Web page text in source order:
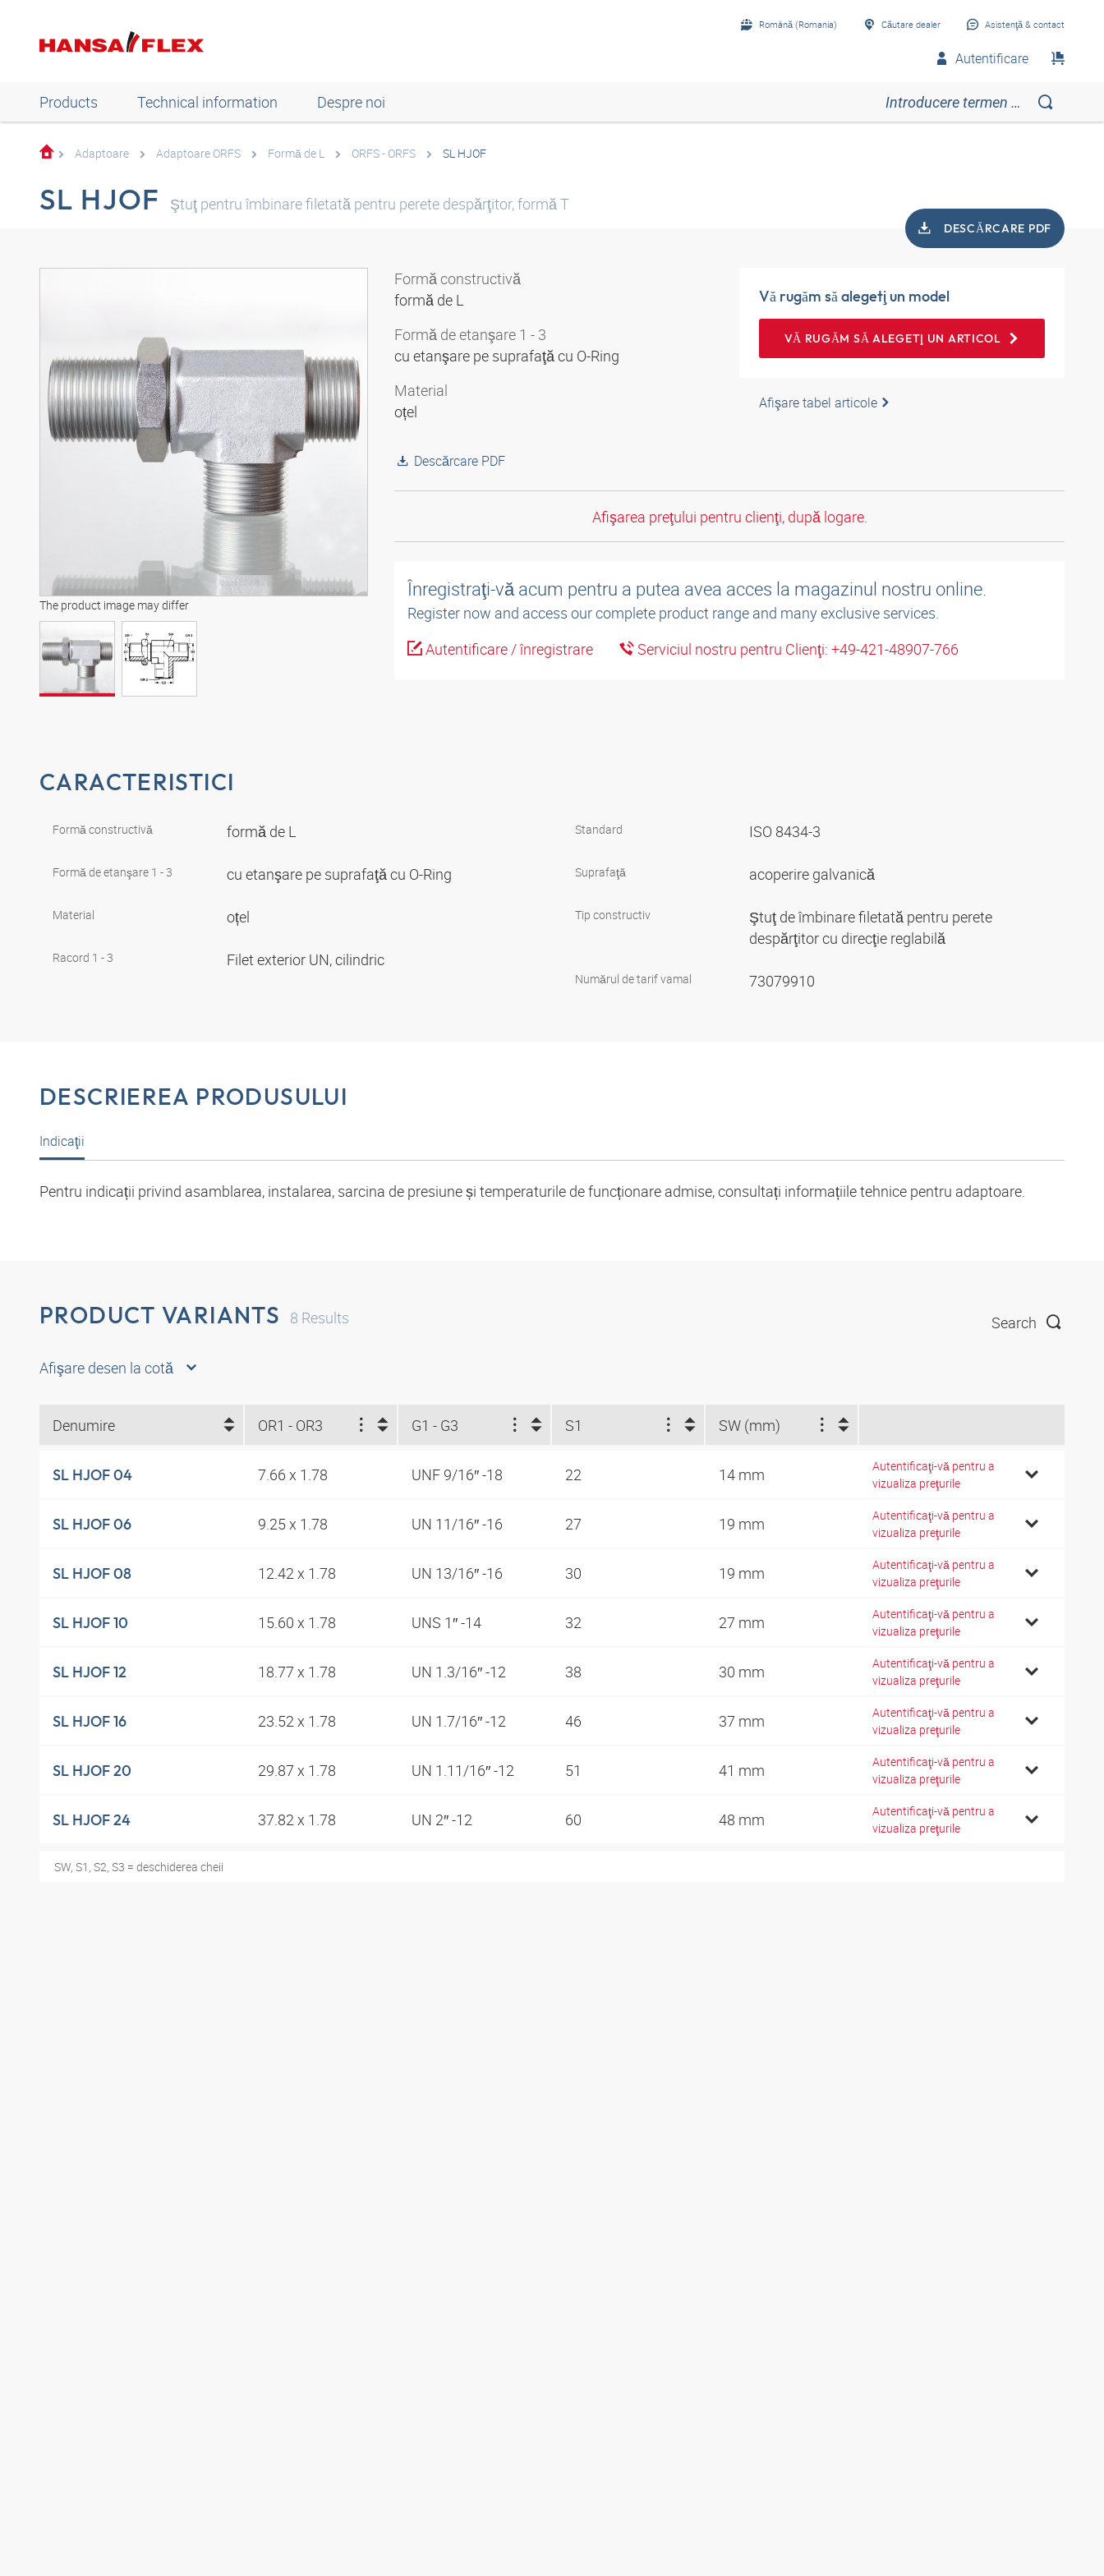
Română (Romania) Căutare dealer Asistenţă & contact
Autentificare
Products Technical information Despre noi
Adaptoare Adaptoare ORFS Formă de L ORFS - ORFS SL HJOF
SL HJOF Ştuţ pentru îmbinare filetată pentru perete despărţitor, formă T
DESCĂRCARE PDF
The product image may differ
Formă constructivă
formă de L
Formă de etanşare 1 - 3
cu etanşare pe suprafaţă cu O-Ring
Material
oțel
Descărcare PDF
Vă rugăm să alegeţi un model
VĂ RUGĂM SĂ ALEGEŢI UN ARTICOL
Afişare tabel articole
Afişarea preţului pentru clienţi, după logare.
Înregistraţi-vă acum pentru a putea avea acces la magazinul nostru online.
Register now and access our complete product range and many exclusive services.
Autentificare / înregistrare
Serviciul nostru pentru Clienţi: +49-421-48907-766
CARACTERISTICI
Formă constructivă formă de L
Formă de etanşare 1 - 3 cu etanşare pe suprafaţă cu O-Ring
Material oțel
Racord 1 - 3 Filet exterior UN, cilindric
Standard ISO 8434-3
Suprafaţă acoperire galvanică
Tip constructiv
Ştuţ de îmbinare filetată pentru perete
despărţitor cu direcţie reglabilă
Numărul de tarif vamal 73079910
DESCRIEREA PRODUSULUI
Indicaţii
Pentru indicații privind asamblarea, instalarea, sarcina de presiune și temperaturile de funcționare admise, consultați informațiile tehnice pentru adaptoare.
PRODUCT VARIANTS 8 Results Search
Afişare desen la cotă
Denumire OR1 - OR3 G1 - G3 S1 SW (mm)
SL HJOF 04 7.66 x 1.78 UNF 9/16″ -18 22 14 mm
Autentificaţi-vă pentru a
vizualiza preţurile
SL HJOF 06 9.25 x 1.78 UN 11/16″ -16 27 19 mm
Autentificaţi-vă pentru a
vizualiza preţurile
SL HJOF 08 12.42 x 1.78 UN 13/16″ -16 30 19 mm
Autentificaţi-vă pentru a
vizualiza preţurile
SL HJOF 10 15.60 x 1.78 UNS 1″ -14 32 27 mm
Autentificaţi-vă pentru a
vizualiza preţurile
SL HJOF 12 18.77 x 1.78 UN 1.3/16″ -12 38 30 mm
Autentificaţi-vă pentru a
vizualiza preţurile
SL HJOF 16 23.52 x 1.78 UN 1.7/16″ -12 46 37 mm
Autentificaţi-vă pentru a
vizualiza preţurile
SL HJOF 20 29.87 x 1.78 UN 1.11/16″ -12 51 41 mm
Autentificaţi-vă pentru a
vizualiza preţurile
SL HJOF 24 37.82 x 1.78 UN 2″ -12 60 48 mm
Autentificaţi-vă pentru a
vizualiza preţurile
SW, S1, S2, S3 = deschiderea cheii